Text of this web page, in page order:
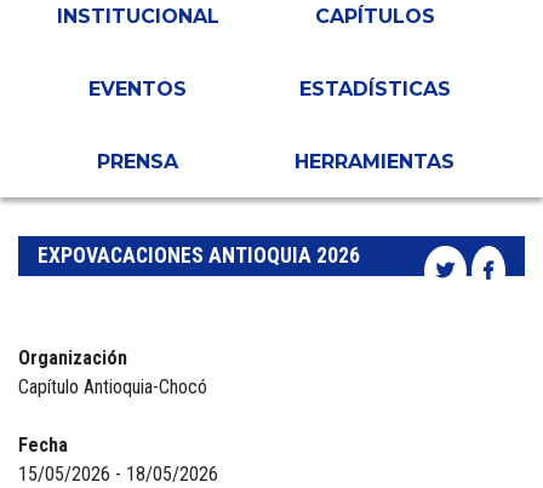
INSTITUCIONAL CAPÍTULOS
EVENTOS ESTADÍSTICAS
PRENSA HERRAMIENTAS
EXPOVACACIONES ANTIOQUIA 2026
Organización
Capítulo Antioquia-Chocó
Fecha
15/05/2026 - 18/05/2026